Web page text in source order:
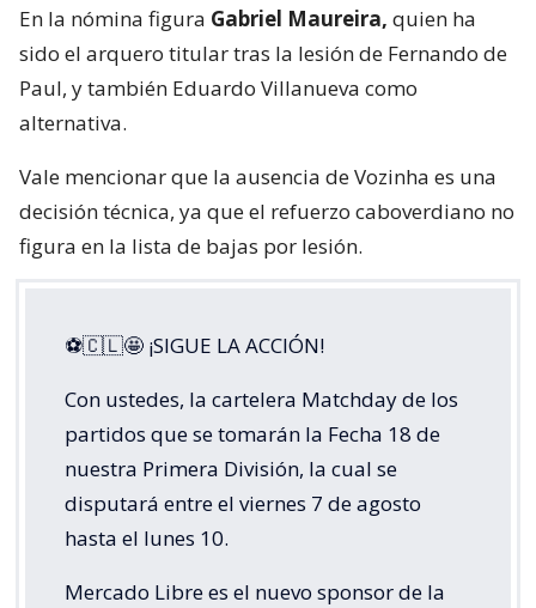
En la nómina figura Gabriel Maureira, quien ha
sido el arquero titular tras la lesión de Fernando de
Paul, y también Eduardo Villanueva como
alternativa.
Vale mencionar que la ausencia de Vozinha es una
decisión técnica, ya que el refuerzo caboverdiano no
figura en la lista de bajas por lesión.
⚽🇨🇱🤩 ¡SIGUE LA ACCIÓN!
Con ustedes, la cartelera Matchday de los
partidos que se tomarán la Fecha 18 de
nuestra Primera División, la cual se
disputará entre el viernes 7 de agosto
hasta el lunes 10.
Mercado Libre es el nuevo sponsor de la